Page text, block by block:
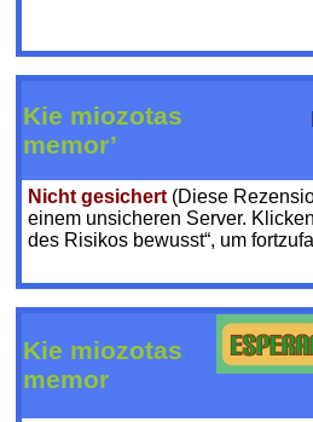
Kie miozotas
memor’
Nicht gesichert (Diese
einem unsicheren Server.
des Risikos bewusst“, um
Kie miozotas
memor